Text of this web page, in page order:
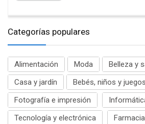
Categorías populares
Alimentación Moda Belleza y
Casa y jardín
Bebés, niños y juegos
Fotografía e impresión
Tecnología y electrónica